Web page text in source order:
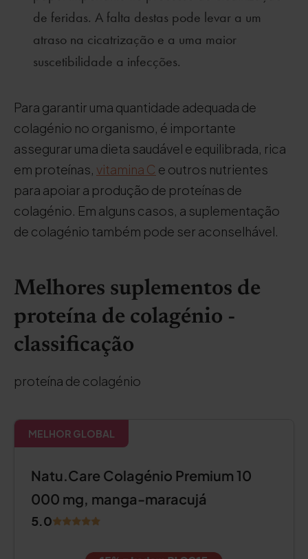
de feridas. A falta destas pode levar a um
atraso na cicatrização e a uma maior
suscetibilidade a infecções.
Para garantir uma quantidade adequada de
colagénio no organismo, é importante
assegurar uma dieta saudável e equilibrada, rica
em proteínas, vitamina C e outros nutrientes
para apoiar a produção de proteínas de
colagénio. Em alguns casos, a suplementação
de colagénio também pode ser aconselhável.
Melhores suplementos de
proteína de colagénio -
classificação
proteína de colagénio
MELHOR GLOBAL
Natu.Care Colagénio Premium 10
000 mg, manga-maracujá
5.0